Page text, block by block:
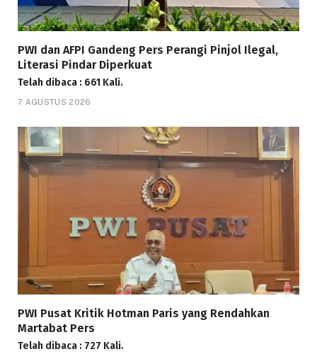
PWI dan AFPI Gandeng Pers Perangi Pinjol Ilegal,
Literasi Pindar Diperkuat
Telah dibaca : 661 Kali.
7 AGUSTUS 2026
PWI Pusat Kritik Hotman Paris yang Rendahkan
Martabat Pers
Telah dibaca : 727 Kali.